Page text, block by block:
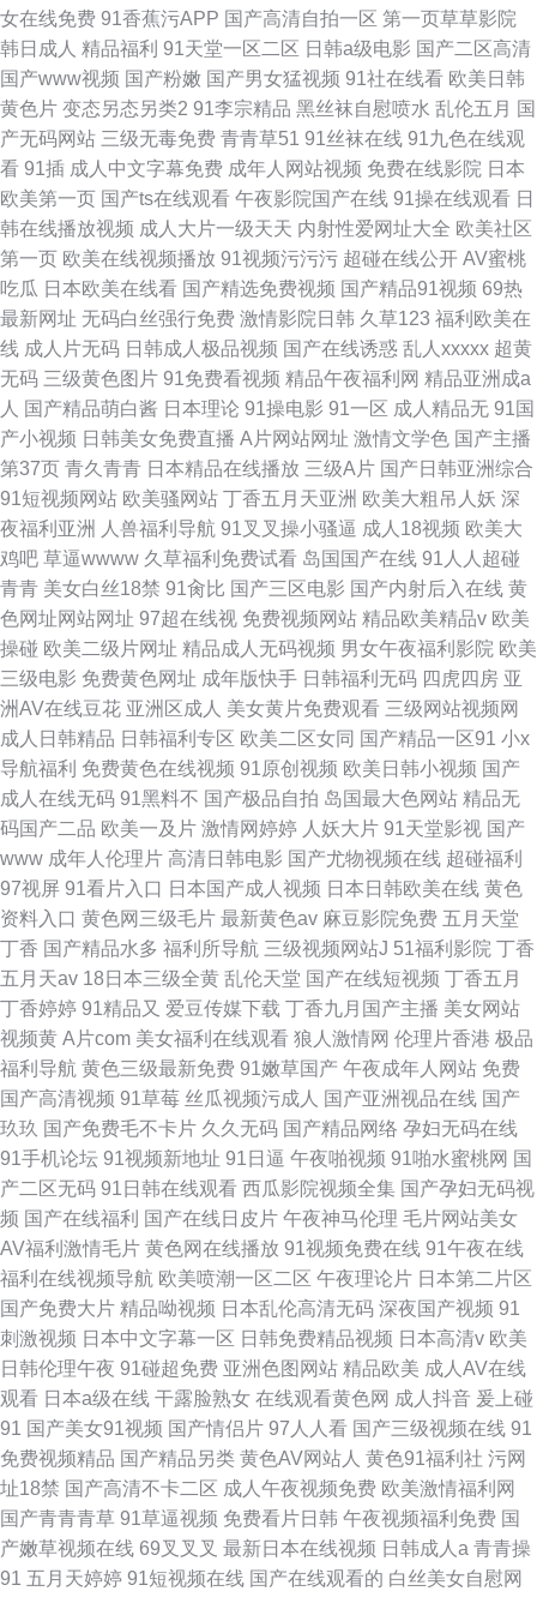
女在线免费 91香蕉污APP 国产高清自拍一区 第一页草草影院
韩日成人 精品福利 91天堂一区二区 日韩a级电影 国产二区高清
国产www视频 国产粉嫩 国产男女猛视频 91社在线看 欧美日韩
黄色片 变态另态另类2 91李宗精品 黑丝袜自慰喷水 乱伦五月 国
产无码网站 三级无毒免费 青青草51 91丝袜在线 91九色在线观
看 91插 成人中文字幕免费 成年人网站视频 免费在线影院 日本
欧美第一页 国产ts在线观看 午夜影院国产在线 91操在线观看 日
韩在线播放视频 成人大片一级天天 内射性爱网址大全 欧美社区
第一页 欧美在线视频播放 91视频污污污 超碰在线公开 AV蜜桃
吃瓜 日本欧美在线看 国产精选免费视频 国产精品91视频 69热
最新网址 无码白丝强行免费 激情影院日韩 久草123 福利欧美在
线 成人片无码 日韩成人极品视频 国产在线诱惑 乱人xxxxx 超黄
无码 三级黄色图片 91免费看视频 精品午夜福利网 精品亚洲成a
人 国产精品萌白酱 日本理论 91操电影 91一区 成人精品无 91国
产小视频 日韩美女免费直播 A片网站网址 激情文学色 国产主播
第37页 青久青青 日本精品在线播放 三级A片 国产日韩亚洲综合
91短视频网站 欧美骚网站 丁香五月天亚洲 欧美大粗吊人妖 深
夜福利亚洲
人兽福利导航 91叉叉操小骚逼 成人18视频 欧美大
鸡吧 草逼wwww 久草福利免费试看 岛国国产在线 91人人超碰
青青 美女白丝18禁 91肏比 国产三区电影 国产内射后入在线 黄
色网址网站网址 97超在线视 免费视频网站 精品欧美精品v 欧美
操碰 欧美二级片网址 精品成人无码视频 男女午夜福利影院 欧美
三级电影 免费黄色网址 成年版快手 日韩福利无码 四虎四房 亚
洲AV在线豆花 亚洲区成人 美女黄片免费观看 三级网站视频网
成人日韩精品 日韩福利专区 欧美二区女同 国产精品一区91 小x
导航福利 免费黄色在线视频 91原创视频 欧美日韩小视频 国产
成人在线无码 91黑料不 国产极品自拍 岛国最大色网站 精品无
码国产二品 欧美一及片 激情网婷婷 人妖大片 91天堂影视 国产
www 成年人伦理片 高清日韩电影 国产尤物视频在线 超碰福利
97视屏 91看片入口 日本国产成人视频 日本日韩欧美在线 黄色
资料入口 黄色网三级毛片 最新黄色av 麻豆影院免费 五月天堂
丁香 国产精品水多 福利所导航 三级视频网站J 51福利影院 丁香
五月天av 18日本三级全黄 乱伦天堂 国产在线短视频 丁香五月
丁香婷婷 91精品又 爱豆传媒下载 丁香九月国产主播 美女网站
视频黄 A片com 美女福利在线观看 狼人激情网 伦理片香港 极品
福利导航 黄色三级最新免费 91嫩草国产 午夜成年人网站 免费
国产高清视频 91草莓 丝瓜视频污成人 国产亚洲视品在线 国产
玖玖 国产免费毛不卡片 久久无码 国产精品网络 孕妇无码在线
91手机论坛 91视频新地址 91日逼 午夜啪视频 91啪水蜜桃网 国
产二区无码 91日韩在线观看 西瓜影院视频全集 国产孕妇无码视
频 国产在线福利 国产在线日皮片 午夜神马伦理 毛片网站美女
AV福利激情毛片 黄色网在线播放 91视频免费在线 91午夜在线
福利在线视频导航 欧美喷潮一区二区 午夜理论片 日本第二片区
国产免费大片 精品呦视频 日本乱伦高清无码 深夜国产视频 91
刺激视频 日本中文字幕一区 日韩免费精品视频 日本高清v 欧美
日韩伦理午夜 91碰超免费 亚洲色图网站 精品欧美 成人AV在线
观看 日本a级在线 干露脸熟女 在线观看黄色网 成人抖音 爰上碰
91 国产美女91视频 国产情侣片 97人人看 国产三级视频在线 91
免费视频精品 国产精品另类 黄色AV网站人 黄色91福利社 污网
址18禁 国产高清不卡二区 成人午夜视频免费 欧美激情福利网
国产青青青草 91草逼视频 免费看片日韩 午夜视频福利免费 国
产嫩草视频在线 69叉叉叉 最新日本在线视频 日韩成人a 青青操
91 五月天婷婷 91短视频在线 国产在线观看的 白丝美女自慰网